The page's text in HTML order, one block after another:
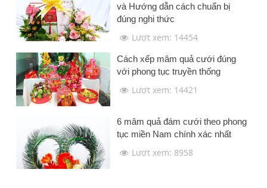
và Hướng dẫn cách chuẩn bị
đúng nghi thức
Lượt xem: 14454
Cách xếp mâm quả cưới đúng
với phong tục truyền thống
Lượt xem: 14421
6 mâm quả đám cưới theo phong
tục miền Nam chính xác nhất
Lượt xem: 8958